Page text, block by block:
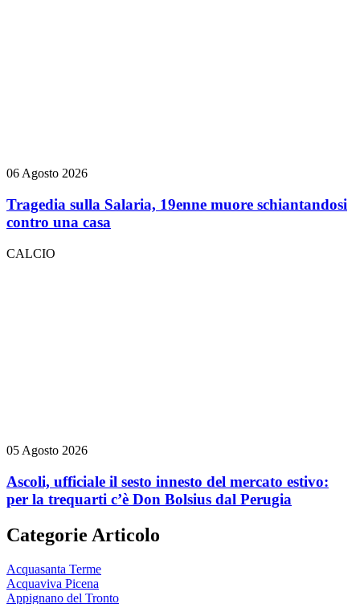
06 Agosto 2026
Tragedia sulla Salaria, 19enne muore schiantandosi
contro una casa
CALCIO
05 Agosto 2026
Ascoli, ufficiale il sesto innesto del mercato estivo:
per la trequarti c’è Don Bolsius dal Perugia
Categorie Articolo
Acquasanta Terme
Acquaviva Picena
Appignano del Tronto